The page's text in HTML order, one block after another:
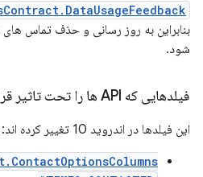
بنابراین به روز رسانی و حذف تماس
شود.
فیلدهایی که API ها را تحت تاثیر قرار می دهند
این فیلدها در اندروید 10 تغییر کرده اند: